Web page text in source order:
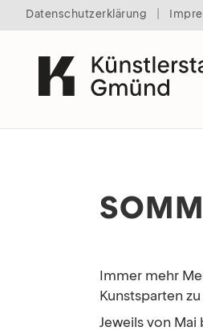
Datenschutzerklärung
Immer mehr
Kunstsparten
Jeweils von